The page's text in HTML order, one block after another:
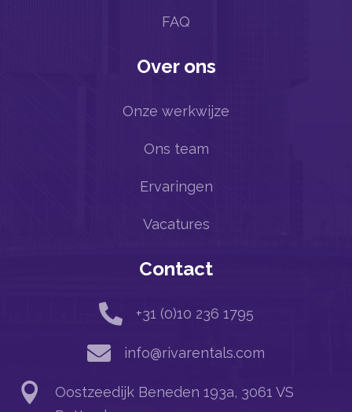
FAQ
Over ons
Onze werkwijze
Ons team
Ervaringen
Vacatures
Contact
 +31 (0)10 236 1795
 info@rivarentals.com

Oostzeedijk Beneden 193a, 3061 VS